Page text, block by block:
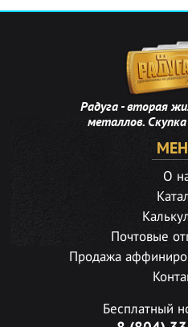
Радуга - вторая
металлов.
О
Почтовые
Продажа
Бесплатный